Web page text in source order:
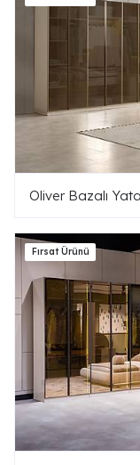
Oliver Bazalı